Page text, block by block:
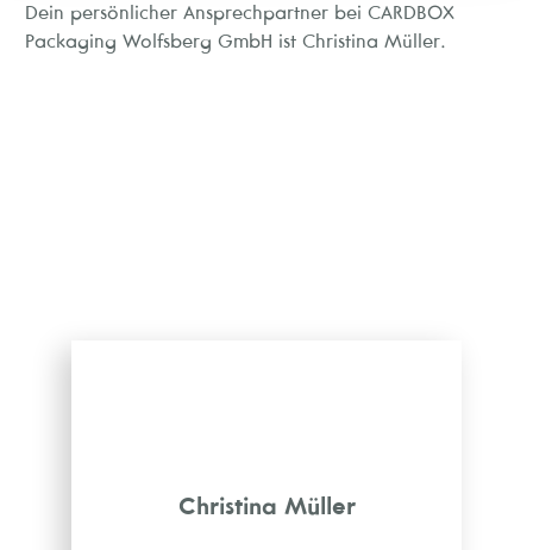
Dein persönlicher Ansprechpartner bei CARDBOX
Packaging Wolfsberg GmbH ist Christina Müller.
Christina Müller